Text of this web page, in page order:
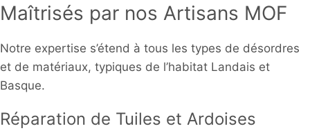
Maîtrisés par nos Artisans MOF
Notre expertise s’étend à tous les types de désordres
et de matériaux, typiques de l’habitat Landais et
Basque.
Réparation de Tuiles et Ardoises